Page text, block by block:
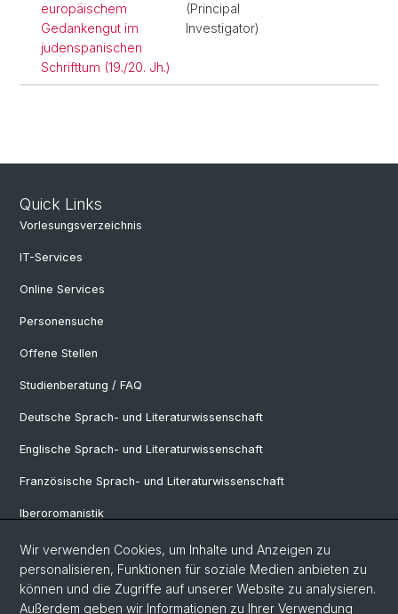
europäischem
Gedankengut im
judenspanischen
Schrifttum (19./20. Jh.)
(Principal
Investigator)
Quick Links
Vorlesungsverzeichnis
IT-Services
Online Services
Personensuche
Offene Stellen
Studienberatung / FAQ
Deutsche Sprach- und Literaturwissenschaft
Englische Sprach- und Literaturwissenschaft
Französische Sprach- und Literaturwissenschaft
Iberoromanistik
Italianistik
Nordistik
Osteuropa-Studien
Wir verwenden Cookies, um Inhalte und Anzeigen zu
personalisieren, Funktionen für soziale Medien anbieten zu
können und die Zugriffe auf unserer Website zu analysieren.
Außerdem geben wir Informationen zu Ihrer Verwendung